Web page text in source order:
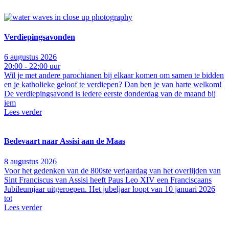
Verdiepingsavonden
6 augustus 2026
20:00 - 22:00 uur
Wil je met andere parochianen bij elkaar komen om samen te bidden
en je katholieke geloof te verdiepen? Dan ben je van harte welkom!
De verdiepingsavond is iedere eerste donderdag van de maand bij
iem
Lees verder
Bedevaart naar Assisi aan de Maas
8 augustus 2026
Voor het gedenken van de 800ste verjaardag van het overlijden van
Sint Franciscus van Assisi heeft Paus Leo XIV een Franciscaans
Jubileumjaar uitgeroepen. Het jubeljaar loopt van 10 januari 2026
tot
Lees verder